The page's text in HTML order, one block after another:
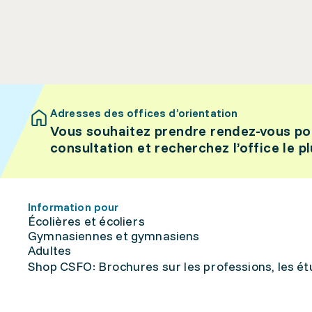
Adresses des offices d’orientation
Vous souhaitez prendre rendez-vous
consultation et recherchez l’office le
Information pour
Écolières et écoliers
Gymnasiennes et gymnasiens
Adultes
Shop CSFO: Brochures sur les professions, les